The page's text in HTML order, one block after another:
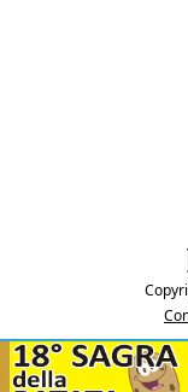
"Luinonotizie.it è una
tribunale di